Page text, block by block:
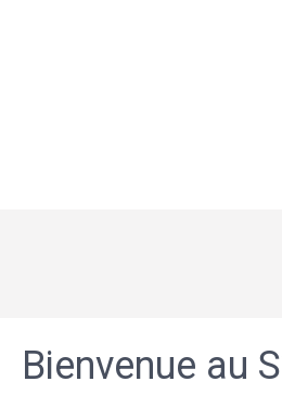
Bienvenue au